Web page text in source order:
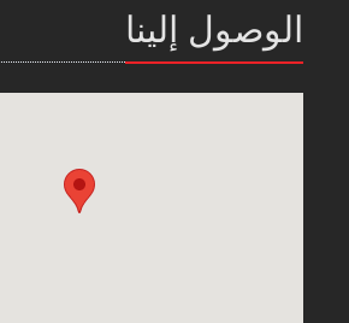
الوصول إلينا